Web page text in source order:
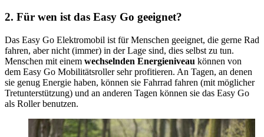
2. Für wen ist das Easy Go geeignet?
Das Easy Go Elektromobil ist für Menschen geeignet, die gerne Rad
fahren, aber nicht (immer) in der Lage sind, dies selbst zu tun.
Menschen mit einem wechselnden Energieniveau können von
dem Easy Go Mobilitätsroller sehr profitieren. An Tagen, an denen
sie genug Energie haben, können sie Fahrrad fahren (mit möglicher
Tretunterstützung) und an anderen Tagen können sie das Easy Go
als Roller benutzen.